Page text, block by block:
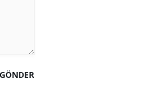
GÖNDER